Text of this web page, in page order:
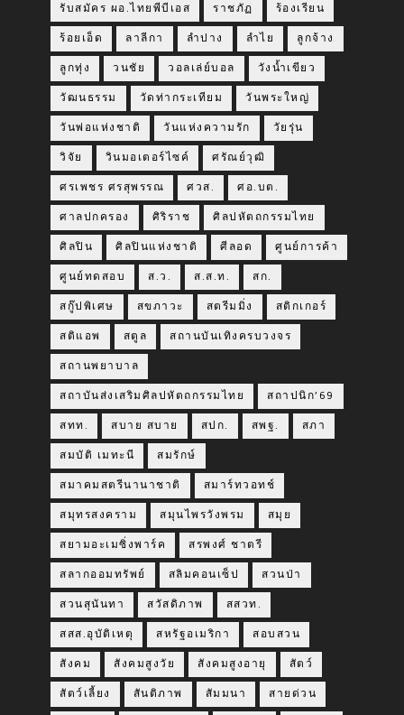
รับสมัคร ผอ.ไทยพีบีเอส ราชภัฏ ร้องเรียน
ร้อยเอ็ด ลาลีกา ลำปาง ลำไย ลูกจ้าง
ลูกทุ่ง วนชัย วอลเล่ย์บอล วังน้ำเขียว
วัฒนธรรม วัดท่ากระเทียม วันพระใหญ่
วันพ่อแห่งชาติ วันแห่งความรัก วัยรุ่น
วิจัย วินมอเตอร์ไซค์ ศรัณย์วุฒิ
ศรเพชร ศรสุพรรณ ศวส. ศอ.บต.
ศาลปกครอง ศิริราช ศิลปหัตถกรรมไทย
ศิลปิน ศิลปินแห่งชาติ ศีลอด ศูนย์การค้า
ศูนย์ทดสอบ ส.ว. ส.ส.ท. สก.
สกู๊ปพิเศษ สขภาวะ สตรีมมิ่ง สติกเกอร์
สติแอพ สตูล สถานบันเทิงครบวงจร
สถานพยาบาล
สถาบันส่งเสริมศิลปหัตถกรรมไทย สถาปนิก’69
สทท. สบาย สบาย สปก. สพฐ. สภา
สมบัติ เมทะนี สมรักษ์
สมาคมสตรีนานาชาติ สมาร์ทวอทช์
สมุทรสงคราม สมุนไพรวังพรม สมุย
สยามอะเมซิ่งพาร์ค สรพงศ์ ชาตรี
สลากออมทรัพย์ สลิมคอนเซ็ป สวนป่า
สวนสุนันทา สวัสดิภาพ สสวท.
สสส.อุบัติเหตุ สหรัฐอเมริกา สอบสวน
สังคม สังคมสูงวัย สังคมสูงอายุ สัตว์
สัตว์เลี้ยง สันติภาพ สัมมนา สายด่วน